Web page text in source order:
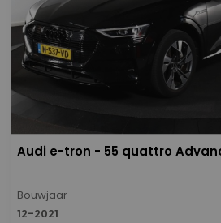
Audi e-tron - 55 quattro
Bouwjaar
12-2021